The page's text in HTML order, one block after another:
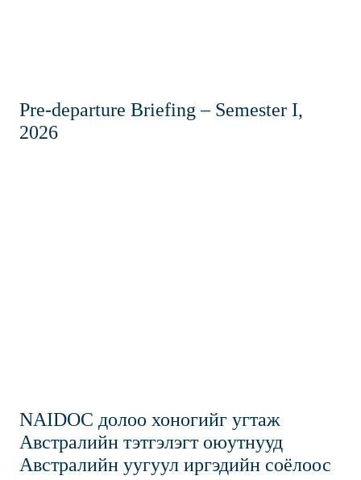
Pre-departure Briefing – Semester I,
2026
NAIDOC долоо хоногийг угтаж
Австралийн тэтгэлэгт оюутнууд
Австралийн уугуул иргэдийн соёлоос